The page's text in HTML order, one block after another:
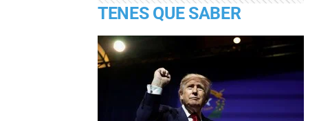
TENES QUE SABER